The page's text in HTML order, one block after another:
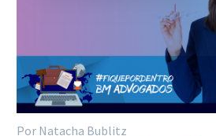
Por Natacha Bublitz